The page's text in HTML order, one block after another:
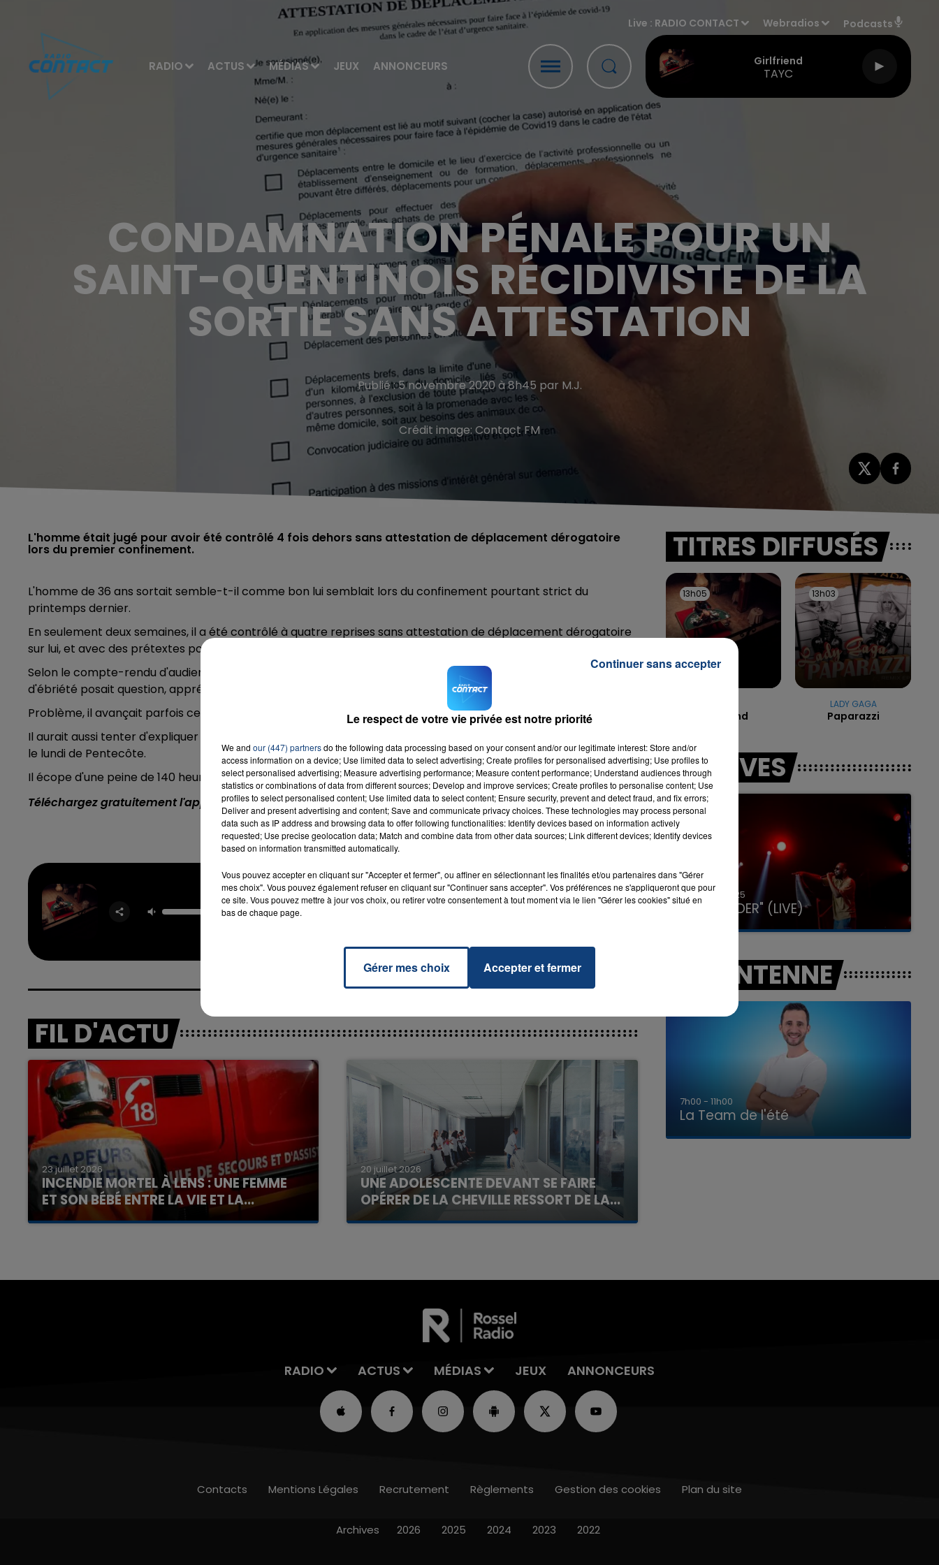
RADIO ACTUS MÉDIAS JEUX ANNONCEURS
Live : RADIO CONTACT Webradios Podcasts
Girlfriend
TAYC
7h00 - 11h00
LA TEAM DE L'ÉTÉ
CONDAMNATION PÉNALE POUR UN
SAINT-QUENTINOIS RÉCIDIVISTE DE LA
SORTIE SANS ATTESTATION
Publié : 5 novembre 2020 à 8h45 par M.J.
Crédit image:Contact FM
L'homme était jugé pour avoir été contrôlé 4 fois dehors sans attestation de déplacement dérogatoire
lors du premier confinement.
L'homme de 36 ans sortait semble-t-il comme bon lui semblait lors du confinement pourtant strict du
printemps dernier.
En seulement deux semaines, il a été contrôlé à quatre reprises sans attestation de déplacement dérogatoire
sur lui, et avec des prétextes pour le moins douteux.
Selon le compte-rendu d'audience correctionnelle de
, l'homme, dont l'état de sobriété ou
d'ébriété posait question, appréciait particulièrement celui d'aller "faire ses courses à Intermarché".
Problème, il avançait parfois cette excuses aux policiers alors qu'il était déjà plus de 21h.
Il aurait aussi tenter d'expliquer qu'il se rendait une autre fois à un rendez-vous chez le dentiste, sauf que c'était
le lundi de Pentecôte.
Il écope d'une peine de 140 heures d'intérêt général.
Téléchargez gratuitement l'application Contact FM sur
et
Girlfriend
TAYC
RADIO CONTACT
FIL D'ACTU
23 juillet 2026
INCENDIE MORTEL À LENS : UNE FEMME
ET SON BÉBÉ ENTRE LA VIE ET LA...
Un homme s'est immolé par le feu après avoir
20 juillet 2026
UNE ADOLESCENTE DEVANT SE FAIRE
OPÉRER DE LA CHEVILLE RESSORT DE LA...
La famille a porté plainte contre la clinique qui a
TITRES DIFFUSÉS
13h05
13h05
Girlfriend
13h03
13h03
LADY GAGA
Paparazzi
LES LIVES
31 janvier 2025
GIMS "SPIDER" (LIVE)
A L'ANTENNE
7h00 - 11h00
La Team de l'été
7h00 - 11h00
La Team de l'été
RADIO ACTUS MÉDIAS JEUX ANNONCEURS
Contacts Mentions Légales Recrutement Règlements Gestion des cookies Plan du site
Archives 2026 2025 2024 2023 2022
Le respect de votre vie privée est notre priorité
We and our (447) partnersdo the following data processing based on your consent and/or our legitimate interest: Store and/or
access information on a device; Use limited data to select advertising; Create profiles for personalised advertising; Use profiles to
select personalised advertising; Measure advertising performance; Measure content performance; Understand audiences through
statistics or combinations of data from different sources; Develop and improve services; Create profiles to personalise content; Use
profiles to select personalised content; Use limited data to select content; Ensure security, prevent and detect fraud, and fix errors;
Deliver and present advertising and content; Save and communicate privacy choices. These technologies may process personal
data such as IP address and browsing data to offer following functionalities: Identify devices based on information actively
requested; Use precise geolocation data; Match and combine data from other data sources; Link different devices; Identify devices
based on information transmitted automatically.
Vous pouvez accepter en cliquant sur "Accepter et fermer", ou affiner en sélectionnant les finalités et/ou partenaires dans "Gérer
mes choix". Vous pouvez également refuser en cliquant sur "Continuer sans accepter". Vos préférences ne s'appliqueront que pour
ce site. Vous pouvez mettre à jour vos choix, ou retirer votre consentement à tout moment via le lien "Gérer les cookies" situé en
bas de chaque page.
Gérer mes choix Accepter et fermer
Continuer sans accepter